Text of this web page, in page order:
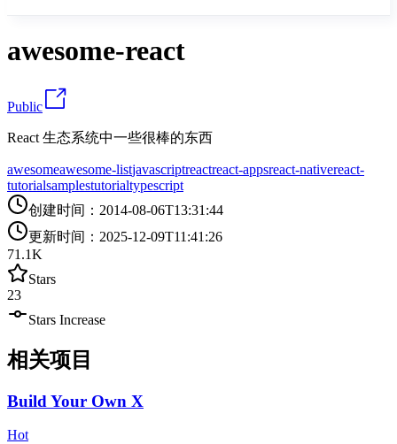
awesome-react
Public
React 生态系统中一些很棒的东西
awesomeawesome-listjavascriptreactreact-appsreact-nativereact-
tutorialsamplestutorialtypescript
创建时间 ： 2014-08-06T13:31:44
更新时间 ： 2025-12-09T11:41:26
71.1K
Stars
23
Stars Increase
相关项目
Build Your Own X
Hot